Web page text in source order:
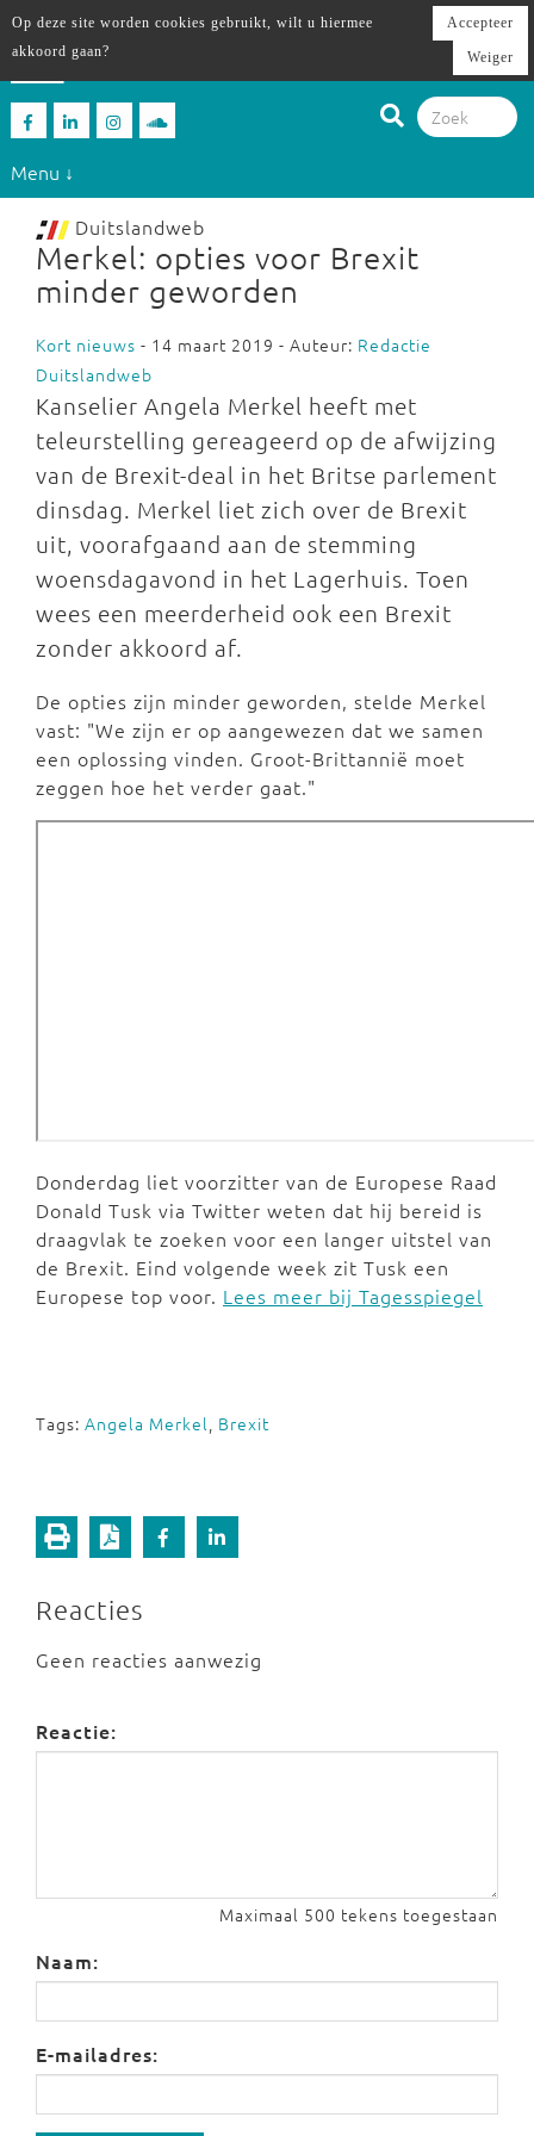
Menu ↓
Duitslandweb
Merkel: opties voor Brexit
minder geworden
Kort nieuws - 14 maart 2019 - Auteur: Redactie
Duitslandweb
Kanselier Angela Merkel heeft met
teleurstelling gereageerd op de afwijzing
van de Brexit-deal in het Britse parlement
dinsdag. Merkel liet zich over de Brexit
uit, voorafgaand aan de stemming
woensdagavond in het Lagerhuis. Toen
wees een meerderheid ook een Brexit
zonder akkoord af.
De opties zijn minder geworden, stelde Merkel
vast: "We zijn er op aangewezen dat we samen
een oplossing vinden. Groot-Brittannië moet
zeggen hoe het verder gaat."
Donderdag liet voorzitter van de Europese Raad
Donald Tusk via Twitter weten dat hij bereid is
draagvlak te zoeken voor een langer uitstel van
de Brexit. Eind volgende week zit Tusk een
Europese top voor. Lees meer bij Tagesspiegel
Tags: Angela Merkel, Brexit
Reacties
Geen reacties aanwezig
Reactie:
Maximaal 500 tekens toegestaan
Naam:
E-mailadres:
Op deze site worden cookies gebruikt, wilt u hiermee
akkoord gaan?
Accepteer
Weiger